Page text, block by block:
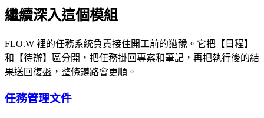
繼續深入這個模組
FLO.W 裡的任務系統負責接住開工前的猶豫。它把【日程】
和【待辦】區分開，把任務掛回專案和筆記，再把執行後的結
果送回復盤，整條鏈路會更順。
任務管理文件